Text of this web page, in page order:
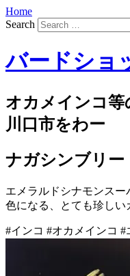
Home
Search
バードショ
オカメインコ
川口市をわー
ナガシンブリー
エメラルドシナモンス
色になる、とても珍しい
#インコ #オカメインコ #